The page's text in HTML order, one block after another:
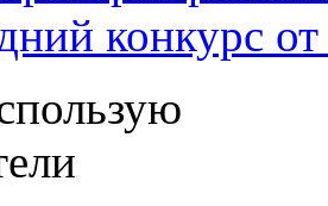
конкурс